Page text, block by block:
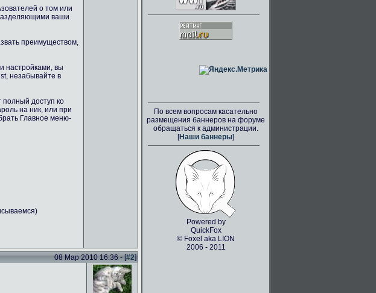
о том или
ваши
преимуществом,
настройками, вы
незабывайте в
полный доступ ко
на ник, или при
Главное меню-
08 Мар 2010 16:36 - [#2]
По всем вопросам касательно
размещения баннеров на форуме
обращаться к администрации.
[Наши баннеры]
Powered by
QuickFox
© Foxel aka LION
2006 - 2011